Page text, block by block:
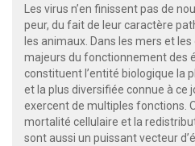
Les virus n’en finissent pas de
peur, du fait de leur caractère
les animaux. Dans les mers et
majeurs du fonctionnement des
constituent l’entité biologique la
et la plus diversifiée connue à ce
exercent de multiples fonctions.
mortalité cellulaire et la
sont aussi un puissant vecteur